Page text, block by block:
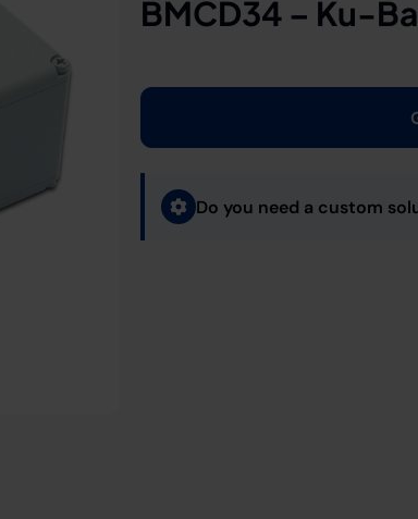
BMCD34 – Ku-
Do you need a custom